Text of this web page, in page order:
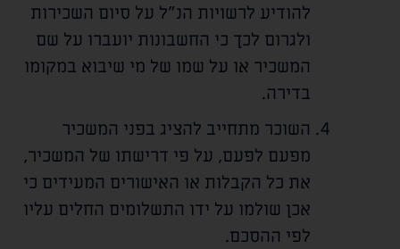
להודיע לרשויות הנ"ל על סיום השכירות
ולגרום לכך כי החשבונות יועברו על שם
המשכיר או על שמו של מי שיבוא במקומו
בדירה.
השוכר מתחייב להציג בפני המשכיר
מפעם לפעם, על פי דרישתו של המשכיר,
את כל הקבלות או האישורים המעידים כי
אכן שולמו על ידו התשלומים החלים עליו
לפי ההסכם.